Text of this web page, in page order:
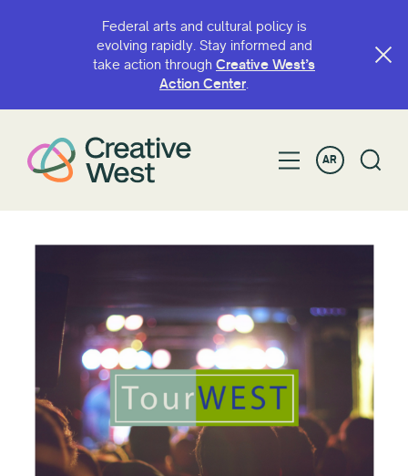
Federal arts and cultural policy is
evolving rapidly. Stay informed and
take action through Creative West’s
Action Center.
AR